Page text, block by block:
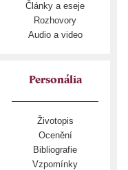
Články a eseje
Rozhovory
Audio a video
Personália
Životopis
Ocenění
Bibliografie
Vzpomínky